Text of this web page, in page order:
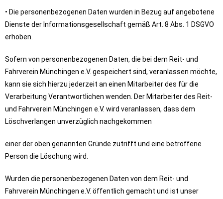
• Die personenbezogenen Daten wurden in Bezug auf angebotene
Dienste der Informationsgesellschaft gemäß Art. 8 Abs. 1 DSGVO
erhoben.
Sofern von personenbezogenen Daten, die bei dem Reit- und
Fahrverein Münchingen e.V. gespeichert sind, veranlassen möchte,
kann sie sich hierzu jederzeit an einen Mitarbeiter des für die
Verarbeitung Verantwortlichen wenden. Der Mitarbeiter des Reit-
und Fahrverein Münchingen e.V. wird veranlassen, dass dem
Löschverlangen unverzüglich nachgekommen
einer der oben genannten Gründe zutrifft und eine betroffene
Person die Löschung wird.
Wurden die personenbezogenen Daten von dem Reit- und
Fahrverein Münchingen e.V. öffentlich gemacht und ist unser